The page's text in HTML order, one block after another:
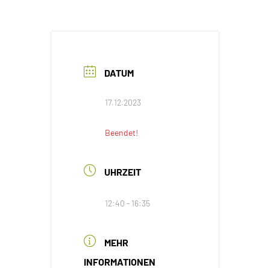
DATUM
17.12.2023
Beendet!
UHRZEIT
12:40 - 16:35
MEHR
INFORMATIONEN